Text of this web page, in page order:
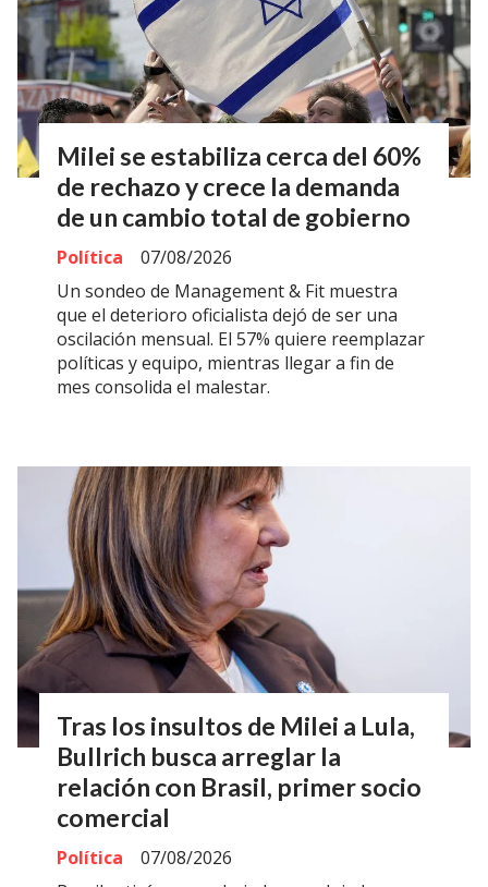
Milei se estabiliza cerca del 60%
de rechazo y crece la demanda
de un cambio total de gobierno
Política
07/08/2026
Un sondeo de Management & Fit muestra
que el deterioro oficialista dejó de ser una
oscilación mensual. El 57% quiere reemplazar
políticas y equipo, mientras llegar a fin de
mes consolida el malestar.
Tras los insultos de Milei a Lula,
Bullrich busca arreglar la
relación con Brasil, primer socio
comercial
Política
07/08/2026